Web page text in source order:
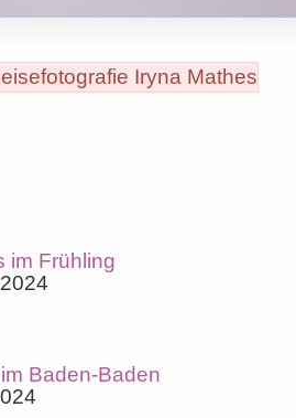
im Frühling
Baden-Baden